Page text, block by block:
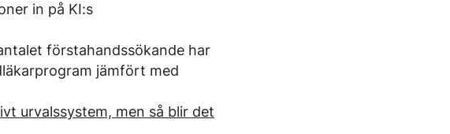
in på KI:s
förstahandssökande har
jämfört med
urvalssystem, men så blir det